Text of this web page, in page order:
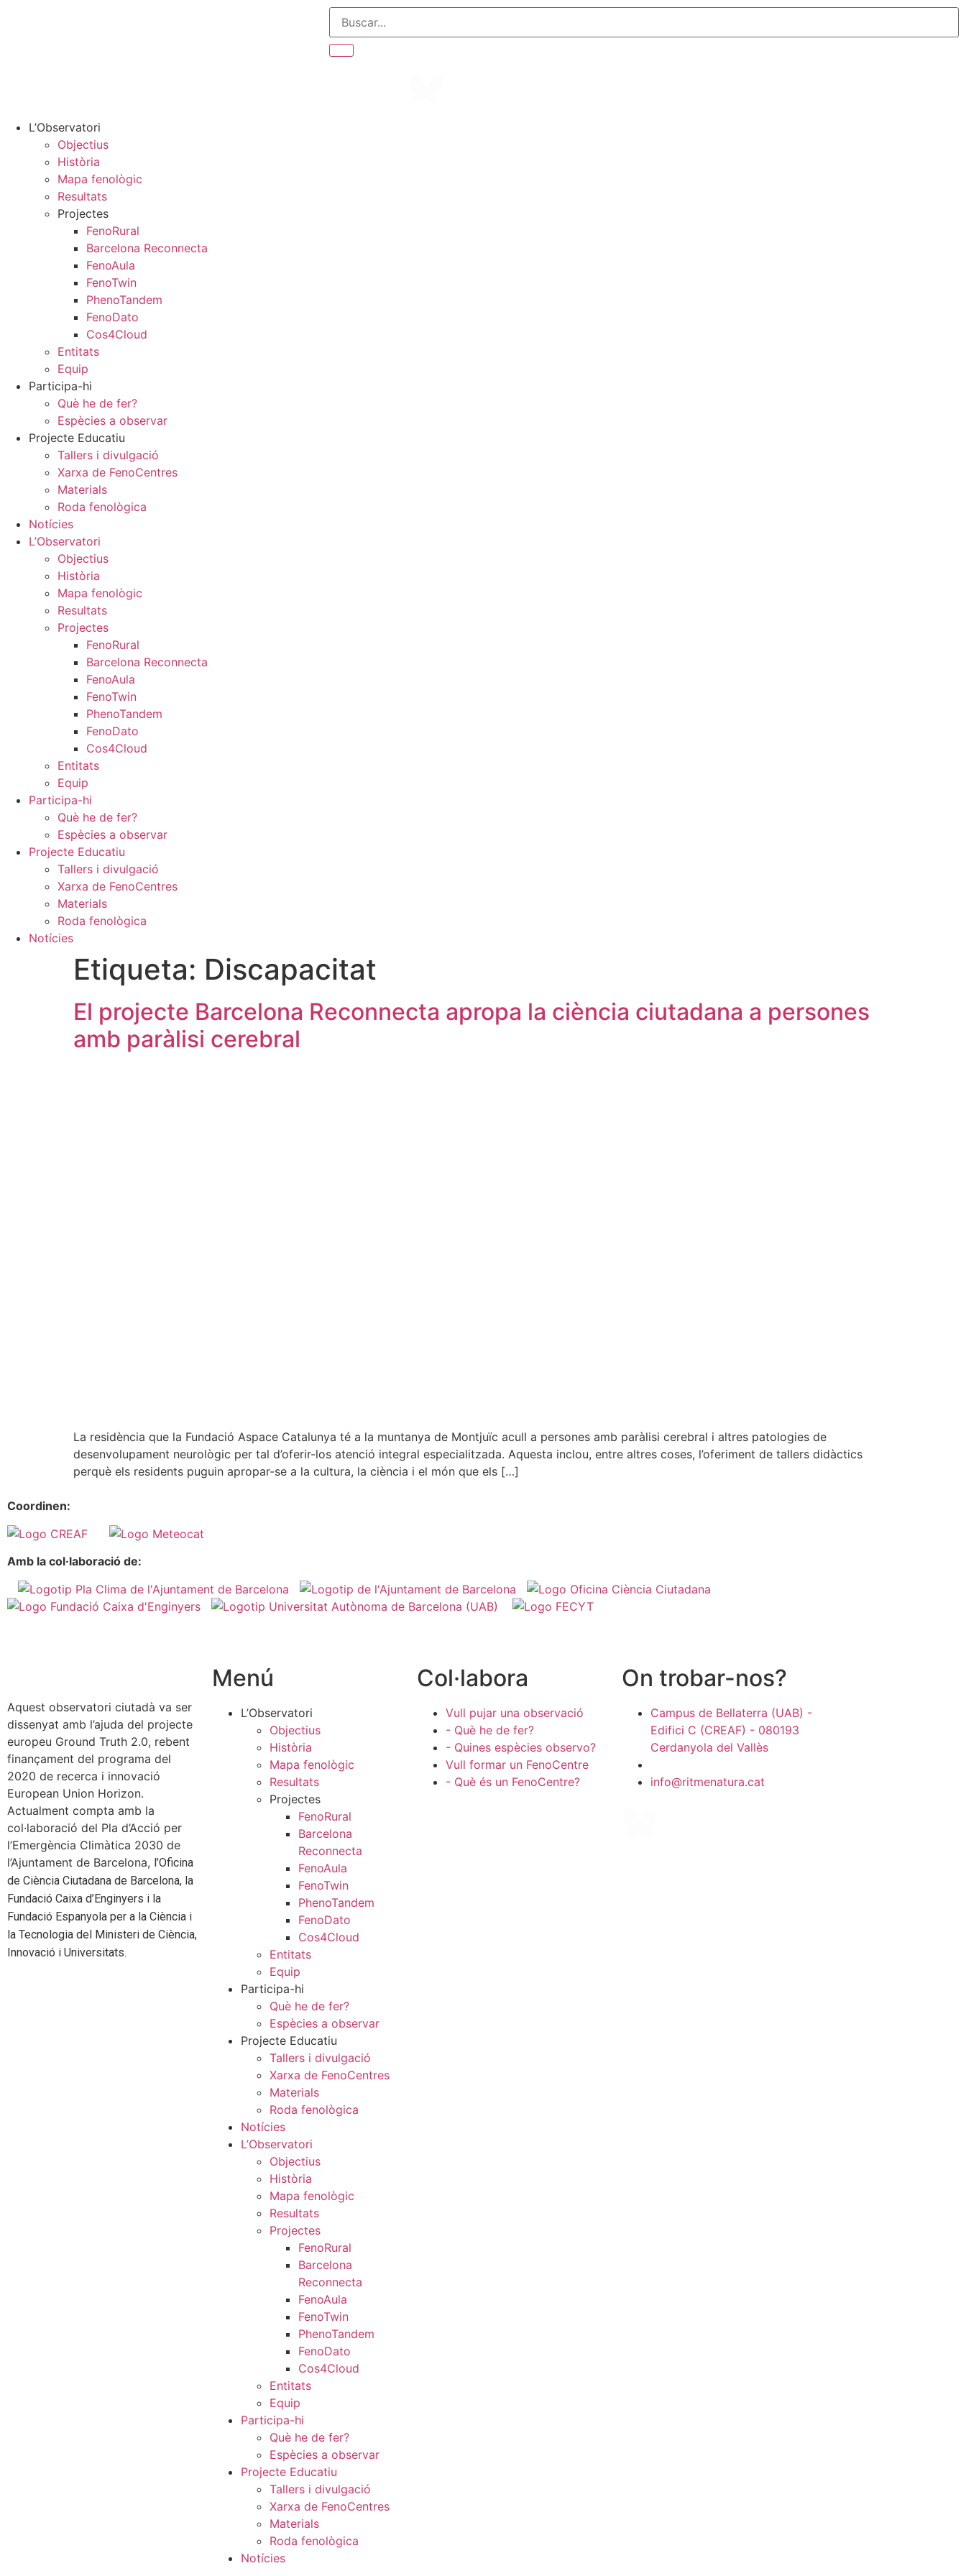
L’Observatori
Objectius
Història
Mapa fenològic
Resultats
Projectes
FenoRural
Barcelona Reconnecta
FenoAula
FenoTwin
PhenoTandem
FenoDato
Cos4Cloud
Entitats
Equip
Participa-hi
Què he de fer?
Espècies a observar
Projecte Educatiu
Tallers i divulgació
Xarxa de FenoCentres
Materials
Roda fenològica
Notícies
L’Observatori
Objectius
Història
Mapa fenològic
Resultats
Projectes
FenoRural
Barcelona Reconnecta
FenoAula
FenoTwin
PhenoTandem
FenoDato
Cos4Cloud
Entitats
Equip
Participa-hi
Què he de fer?
Espècies a observar
Projecte Educatiu
Tallers i divulgació
Xarxa de FenoCentres
Materials
Roda fenològica
Notícies
Etiqueta: Discapacitat
El projecte Barcelona Reconnecta apropa la ciència ciutadana a persones
amb paràlisi cerebral
La residència que la Fundació Aspace Catalunya té a la muntanya de Montjuïc acull a persones amb paràlisi cerebral i altres patologies de
desenvolupament neurològic per tal d’oferir-los atenció integral especialitzada. Aquesta inclou, entre altres coses, l’oferiment de tallers didàctics
perquè els residents puguin apropar-se a la cultura, la ciència i el món que els […]
Coordinen:
Amb la col·laboració de:
Aquest observatori ciutadà va ser
dissenyat amb l’ajuda del projecte
europeu Ground Truth 2.0, rebent
finançament del programa del
2020 de recerca i innovació
European Union Horizon.
Actualment compta amb la
col·laboració del Pla d’Acció per
l’Emergència Climàtica 2030 de
l’Ajuntament de Barcelona, l’Oficina
de Ciència Ciutadana de Barcelona, la
Fundació Caixa d’Enginyers i la
Fundació Espanyola per a la Ciència i
la Tecnologia del Ministeri de Ciència,
Innovació i Universitats.
Menú
L’Observatori
Objectius
Història
Mapa fenològic
Resultats
Projectes
FenoRural
Barcelona
Reconnecta
FenoAula
FenoTwin
PhenoTandem
FenoDato
Cos4Cloud
Entitats
Equip
Participa-hi
Què he de fer?
Espècies a observar
Projecte Educatiu
Tallers i divulgació
Xarxa de FenoCentres
Materials
Roda fenològica
Notícies
L’Observatori
Objectius
Història
Mapa fenològic
Resultats
Projectes
FenoRural
Barcelona
Reconnecta
FenoAula
FenoTwin
PhenoTandem
FenoDato
Cos4Cloud
Entitats
Equip
Participa-hi
Què he de fer?
Espècies a observar
Projecte Educatiu
Tallers i divulgació
Xarxa de FenoCentres
Materials
Roda fenològica
Notícies
Col·labora
Vull pujar una observació
- Què he de fer?
- Quines espècies observo?
Vull formar un FenoCentre
- Què és un FenoCentre?
On trobar-nos?
Campus de Bellaterra (UAB) -
Edifici C (CREAF) - 080193
Cerdanyola del Vallès
info@ritmenatura.cat